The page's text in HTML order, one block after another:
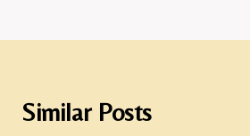
Similar Posts